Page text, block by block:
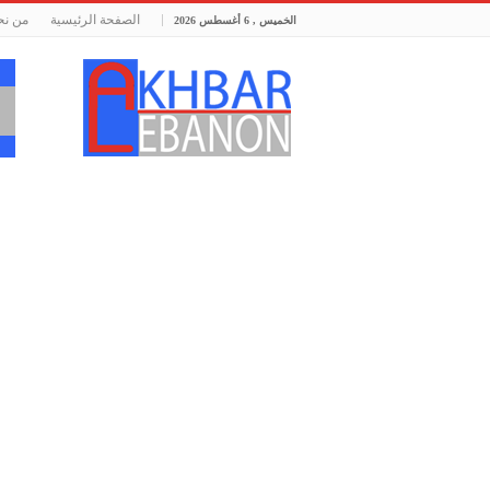
الخميس , 6 أغسطس 2026 الصفحة الرئيسية من